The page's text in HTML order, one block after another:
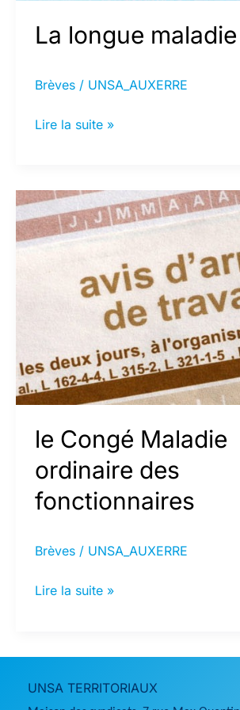
La longue maladie
Brèves / UNSA_AUXERRE
La
Lire la suite »
le Congé Maladie
ordinaire des
fonctionnaires
Brèves / UNSA_AUXERRE
le
ordinaire
des
fonctionnaires
Lire la suite »
UNSA TERRITORIAUX